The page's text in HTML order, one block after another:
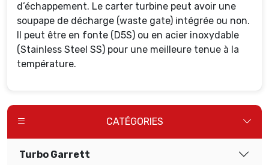
d’échappement. Le carter turbine peut avoir une
soupape de décharge (waste gate) intégrée ou non.
Il peut être en fonte (D5S) ou en acier inoxydable
(Stainless Steel SS) pour une meilleure tenue à la
température.
CATÉGORIES
Turbo Garrett